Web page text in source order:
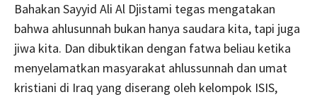
Bahakan Sayyid Ali Al Djistami tegas mengatakan
bahwa ahlusunnah bukan hanya saudara kita, tapi juga
jiwa kita. Dan dibuktikan dengan fatwa beliau ketika
menyelamatkan masyarakat ahlussunnah dan umat
kristiani di Iraq yang diserang oleh kelompok ISIS,